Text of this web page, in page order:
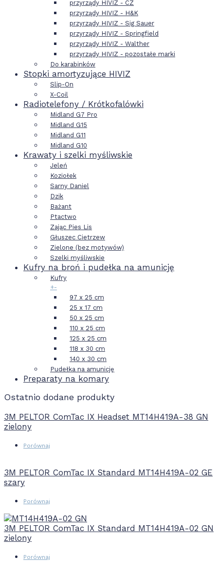
przyrządy HIVIZ - CZ
przyrządy HIVIZ - H&K
przyrządy HIVIZ - Sig Sauer
przyrządy HIVIZ - Springfield
przyrządy HIVIZ - Walther
przyrządy HIVIZ - pozostałe marki
Do karabinków
Stopki amortyzujące HIVIZ
Slip-On
X-Coil
Radiotelefony / Krótkofalówki
Midland G7 Pro
Midland G15
Midland G11
Midland G10
Krawaty i szelki myśliwskie
Jeleń
Koziołek
Sarny Daniel
Dzik
Bażant
Ptactwo
Zając Pies Lis
Głuszec Cietrzew
Zielone (bez motywów)
Szelki myśliwskie
Kufry na broń i pudełka na amunicję
Kufry
+-
97 x 25 cm
25 x 17 cm
50 x 25 cm
110 x 25 cm
125 x 25 cm
118 x 30 cm
140 x 30 cm
Pudełka na amunicję
Preparaty na komary
Ostatnio dodane produkty
3M PELTOR ComTac IX Headset MT14H419A-38 GN
zielony
Porównaj
3M PELTOR ComTac IX Standard MT14H419A-02 GE
szary
Porównaj
3M PELTOR ComTac IX Standard MT14H419A-02 GN
zielony
Porównaj